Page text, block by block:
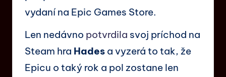
vydaní na Epic Games Store.
Len nedávno potvrdila svoj príchod na
Steam hra Hades a vyzerá to tak, že
Epicu o taký rok a pol zostane len